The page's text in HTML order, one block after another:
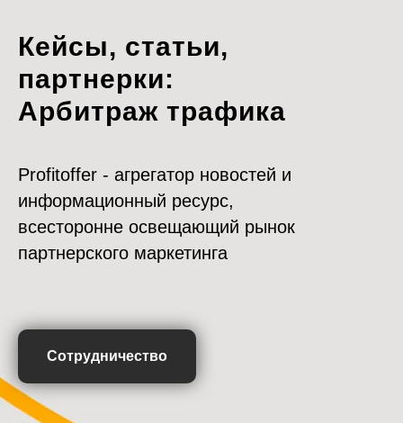
Кейсы, статьи,
партнерки:
Арбитраж трафика
Profitoffer - агрегатор новостей и
информационный ресурс,
всесторонне освещающий рынок
партнерского маркетинга
Сотрудничество